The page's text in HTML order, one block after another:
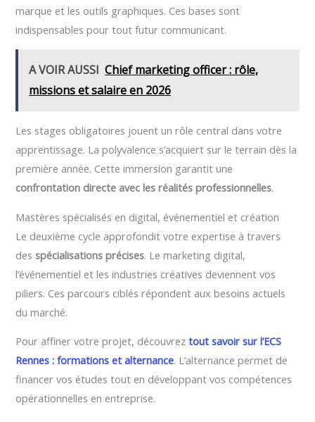
marque et les outils graphiques. Ces bases sont
indispensables pour tout futur communicant.
A VOIR AUSSI Chief marketing officer : rôle,
missions et salaire en 2026
Les stages obligatoires jouent un rôle central dans votre
apprentissage. La polyvalence s’acquiert sur le terrain dès la
première année. Cette immersion garantit une
confrontation directe avec les réalités professionnelles.
Mastères spécialisés en digital, événementiel et création
Le deuxième cycle approfondit votre expertise à travers
desspécialisations précises. Le marketing digital,
l’événementiel et les industries créatives deviennent vos
piliers. Ces parcours ciblés répondent aux besoins actuels
du marché.
Pour affiner votre projet, découvreztout savoir sur l’ECS
Rennes : formations et alternance. L’alternance permet de
financer vos études tout en développant vos compétences
opérationnelles en entreprise.